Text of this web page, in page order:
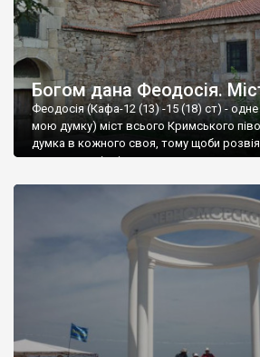
Богом дана Феодосія.
Феодосія (Кафа-12 (13) -15 (18) ст) - одне
мою думку) міст всього Кримського
думка в кожного своя, тому щоби
запрошую відвідати це